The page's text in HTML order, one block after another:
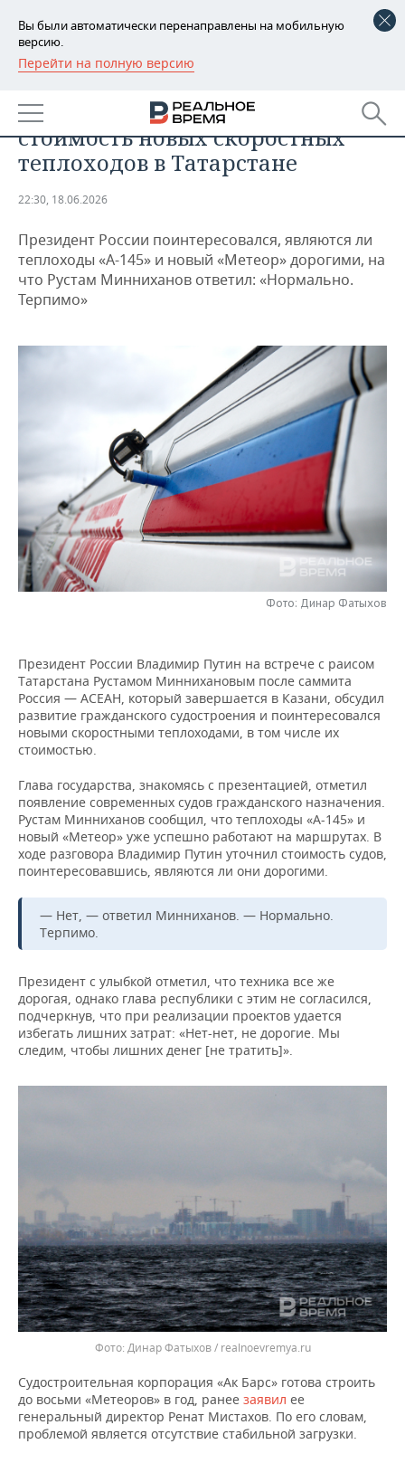
Вы были автоматически перенаправлены на мобильную
версию.
Перейти на полную версию
РЕГИОНЫ
БАШКОРТОСТАН
ТАТАРСТАН
НОВОСТИ
АНАЛИТИКА
ДЕКЛАРАЦИИ О ДОХОДАХ
КОРОЛИ ГОСЗАКАЗА ПФО
ВУЗЫ ТАТАРСТАНА
КОМУ ПРИНАДЛЕЖАТ
НОВОСТИ ЭКОНОМИКИ
ФИНАНСЫ
БАНКИ
БЮДЖЕТ
ПРОМЫШЛЕННОСТЬ
НОВОСТИ
ПРОМЫШЛЕННОСТИ
НЕФТЕХИМИЯ
НЕФТЬ
ЭНЕРГЕТИКА
НЕДВИЖИМОСТЬ
НОВОСТИ НЕДВИЖИМОСТИ
НОВОСТИ АВТО
БИЗНЕС
РОЗНИЧНАЯ ТОРГОВЛЯ
ТРАНСПОРТ
УСЛУГИ
НОВОСТИ ТЕХНОЛОГИЙ
IT
МЕДИА
ТЕЛЕКОММУНИКАЦИИ
МЕРОПРИЯТИЯ
НОВОСТИ МЕРОПРИЯТИЙ
ВЫЕЗДНАЯ РЕДАКЦИЯ
БИЗНЕС-БРАНЧИ
СПОРТ
НОВОСТИ СПОРТА
ФУТБОЛ
ВОЛЕЙБОЛ
КИБЕРСПОРТ
ВОДНЫЕ ВИДЫ СПОРТА
ХОККЕЙ С МЯЧОМ
ОБЩЕСТВО
НОВОСТИ ОБЩЕСТВА
ИСТОРИЯ
КУЛЬТУРА
ОБРАЗОВАНИЕ
ПРОИСШЕСТВИЯ
ФОТОГАЛЕРЕЯ
СПИСОК ПЕРСОН
СПИСОК КОМПАНИЙ
ПОЛНАЯ ВЕРСИЯ
Путин и Минниханов обсудили
стоимость новых скоростных
теплоходов в Татарстане
22:30, 18.06.2026
Президент России поинтересовался, являются ли
теплоходы «А-145» и новый «Метеор» дорогими, на
что Рустам Минниханов ответил: «Нормально.
Терпимо»
Фото: Динар Фатыхов
Президент России Владимир Путин на встрече с раисом
Татарстана Рустамом Миннихановым после саммита
Россия — АСЕАН, который завершается в Казани, обсудил
развитие гражданского судостроения и поинтересовался
новыми скоростными теплоходами, в том числе их
стоимостью.
Глава государства, знакомясь с презентацией, отметил
появление современных судов гражданского назначения.
Рустам Минниханов сообщил, что теплоходы «А-145» и
новый «Метеор» уже успешно работают на маршрутах. В
ходе разговора Владимир Путин уточнил стоимость судов,
поинтересовавшись, являются ли они дорогими.
— Нет, — ответил Минниханов. — Нормально.
Терпимо.
Президент с улыбкой отметил, что техника все же
дорогая, однако глава республики с этим не согласился,
подчеркнув, что при реализации проектов удается
избегать лишних затрат: «Нет-нет, не дорогие. Мы
следим, чтобы лишних денег [не тратить]».
Динар Фатыхов / realnoevremya.ru
Судостроительная корпорация «Ак Барс» готова строить
до восьми «Метеоров» в год, ранее заявил ее
генеральный директор Ренат Мистахов. По его словам,
проблемой является отсутствие стабильной загрузки.